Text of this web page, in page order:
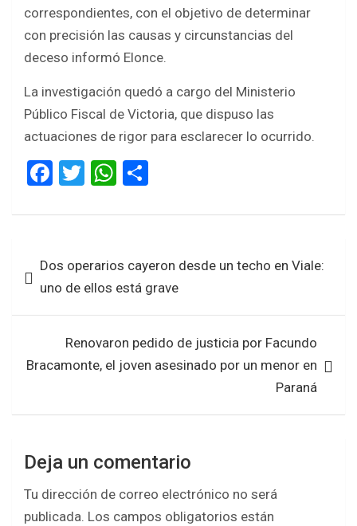
correspondientes, con el objetivo de determinar
con precisión las causas y circunstancias del
deceso informó Elonce.
La investigación quedó a cargo del Ministerio
Público Fiscal de Victoria, que dispuso las
actuaciones de rigor para esclarecer lo ocurrido.
F
ce
o
o
k
T
tt
W
at
A
p
p
ar
de Dos operarios cayeron desde un techo en Viale:
uno de ellos está grave
Renovaron pedido de justicia por Facundo
Bracamonte, el joven asesinado por un menor en
Paraná
Deja un comentario
Tu dirección de correo electrónico no será
publicada. Los campos obligatorios están